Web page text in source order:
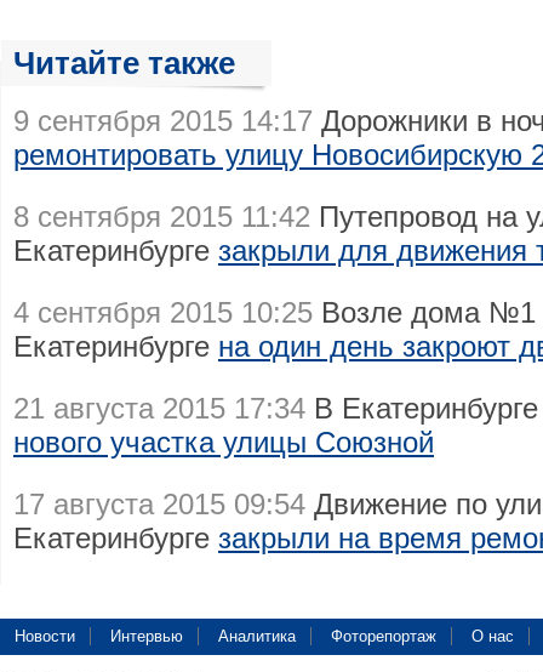
Читайте также
9 сентября 2015 14:17 Дорожники в
ремонтировать улицу Новосибирскую
8 сентября 2015 11:42 Путепровод на
Екатеринбурге закрыли для движения
4 сентября 2015 10:25 Возле дома №1
Екатеринбурге на один день закроют
21 августа 2015 17:34 В
нового участка улицы Союзной
17 августа 2015 09:54 Движение по
Екатеринбурге закрыли на время
Новости Интервью Аналитика Фоторепортаж О нас